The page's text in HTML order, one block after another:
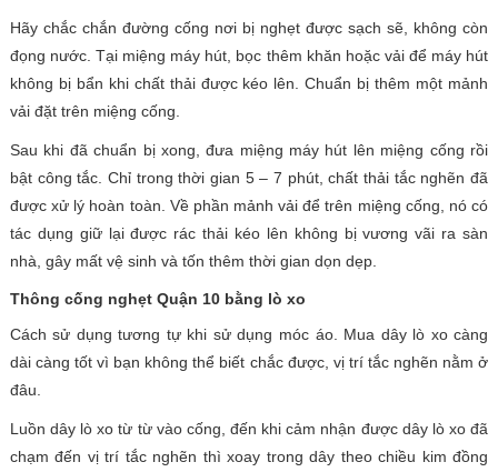
Hãy chắc chắn đường cống nơi bị nghẹt được sạch sẽ, không còn
đọng nước. Tại miệng máy hút, bọc thêm khăn hoặc vải để máy hút
không bị bẩn khi chất thải được kéo lên. Chuẩn bị thêm một mảnh
vải đặt trên miệng cống.
Sau khi đã chuẩn bị xong, đưa miệng máy hút lên miệng cống rồi
bật công tắc. Chỉ trong thời gian 5 – 7 phút, chất thải tắc nghẽn đã
được xử lý hoàn toàn. Về phần mảnh vải để trên miệng cống, nó có
tác dụng giữ lại được rác thải kéo lên không bị vương vãi ra sàn
nhà, gây mất vệ sinh và tốn thêm thời gian dọn dẹp.
Thông cống nghẹt Quận 10 bằng lò xo
Cách sử dụng tương tự khi sử dụng móc áo. Mua dây lò xo càng
dài càng tốt vì bạn không thể biết chắc được, vị trí tắc nghẽn nằm ở
đâu.
Luồn dây lò xo từ từ vào cống, đến khi cảm nhận được dây lò xo đã
chạm đến vị trí tắc nghẽn thì xoay trong dây theo chiều kim đồng